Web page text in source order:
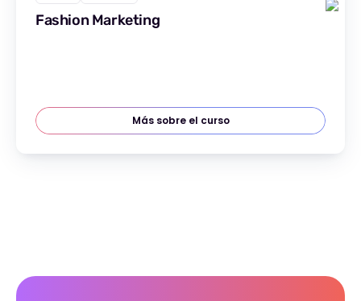
Fashion Marketing
Más sobre el curso